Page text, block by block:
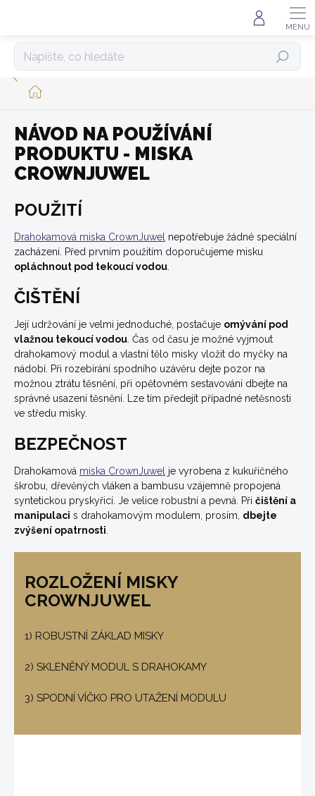
HLEDAT
DOMŮ
NÁVOD NA POUŽÍVÁNÍ
PRODUKTU - MISKA
CROWNJUWEL
POUŽITÍ
Drahokamová miska CrownJuwel nepotřebuje žádné speciální
zacházení. Před prvním použitím doporučujeme misku
opláchnout pod tekoucí vodou
ČIŠTĚNÍ
Její udržování je velmi jednoduché, postačuje omývání pod
vlažnou tekoucí vodou . Čas od času je možné vyjmout
drahokamový modul a vlastní tělo misky vložit do myčky na
nádobí. Při rozebírání spodního uzávěru dejte pozor na
možnou ztrátu těsnění, při opětovném sestavování dbejte na
správné usazení těsnění. Lze tím předejít případné netěsnosti
ve středu misky.
BEZPEČNOST
Drahokamová miska CrownJuwel je vyrobena z kukuřičného
škrobu, dřevěných vláken a bambusu vzájemně propojená
syntetickou pryskyřicí. Je velice robustní a pevná. Při čištění a
manipulaci s drahokamovým modulem, prosím, dbejte
zvýšení opatrnosti
ROZLOŽENÍ MISKY
CROWNJUWEL
1) ROBUSTNÍ ZÁKLAD MISKY
2) SKLENĚNÝ MODUL S DRAHOKAMY
3) SPODNÍ VÍČKO PRO UTAŽENÍ MODULU